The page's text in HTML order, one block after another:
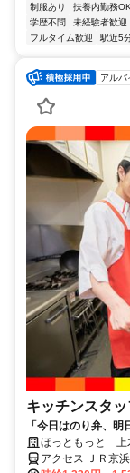
制服あり 扶養内勤務OK
学歴不問
未経験者歓迎
フルタイム歓迎
駅近5
アルバ
キッチンスタッ
「今日はのり弁、
るから、今日も働く
ほっともっと
アクセス ＪＲ京